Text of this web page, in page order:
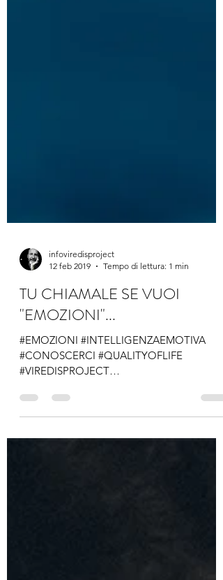
infoviredisproject
12 feb 2019
Tempo di lettura: 1 min
TU CHIAMALE SE VUOI
"EMOZIONI"...
#CONOSCERCI #QUALITYOFLIFE